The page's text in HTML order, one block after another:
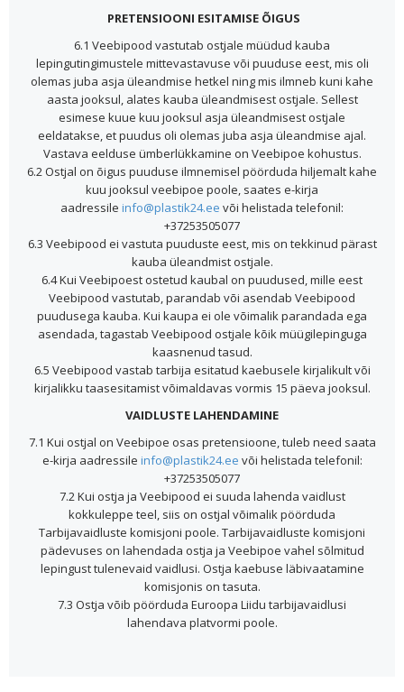
PRETENSIOONI ESITAMISE ÕIGUS
6.1 Veebipood vastutab ostjale müüdud kauba
lepingutingimustele mittevastavuse või puuduse eest, mis oli
olemas juba asja üleandmise hetkel ning mis ilmneb kuni kahe
aasta jooksul, alates kauba üleandmisest ostjale. Sellest
esimese kuue kuu jooksul asja üleandmisest ostjale
eeldatakse, et puudus oli olemas juba asja üleandmise ajal.
Vastava eelduse ümberlükkamine on Veebipoe kohustus.
6.2 Ostjal on õigus puuduse ilmnemisel pöörduda hiljemalt kahe
kuu jooksul veebipoe poole, saates e-kirja
aadressile info@plastik24.ee või helistada telefonil:
+37253505077
6.3 Veebipood ei vastuta puuduste eest, mis on tekkinud pärast
kauba üleandmist ostjale.
6.4 Kui Veebipoest ostetud kaubal on puudused, mille eest
Veebipood vastutab, parandab või asendab Veebipood
puudusega kauba. Kui kaupa ei ole võimalik parandada ega
asendada, tagastab Veebipood ostjale kõik müügilepinguga
kaasnenud tasud.
6.5 Veebipood vastab tarbija esitatud kaebusele kirjalikult või
kirjalikku taasesitamist võimaldavas vormis 15 päeva jooksul.
VAIDLUSTE LAHENDAMINE
7.1 Kui ostjal on Veebipoe osas pretensioone, tuleb need saata
e-kirja aadressile info@plastik24.ee või helistada telefonil:
+37253505077
7.2 Kui ostja ja Veebipood ei suuda lahenda vaidlust
kokkuleppe teel, siis on ostjal võimalik pöörduda
Tarbijavaidluste komisjoni poole. Tarbijavaidluste komisjoni
pädevuses on lahendada ostja ja Veebipoe vahel sõlmitud
lepingust tulenevaid vaidlusi. Ostja kaebuse läbivaatamine
komisjonis on tasuta.
7.3 Ostja võib pöörduda Euroopa Liidu tarbijavaidlusi
lahendava platvormi poole.